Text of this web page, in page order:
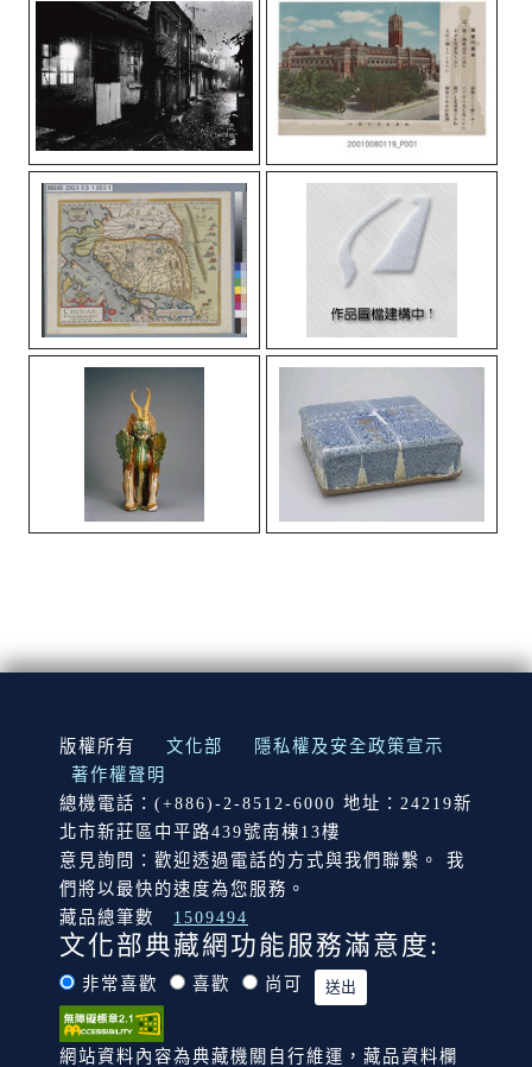
:::
版權所有 文化部
隱私權及安全政策宣示
著作權聲明
總機電話：(+886)-2-8512-6000 地址：24219新
北市新莊區中平路439號南棟13樓
意見詢問：歡迎透過電話的方式與我們聯繫。 我
們將以最快的速度為您服務。
藏品總筆數
1509494
文化部典藏網功能服務滿意度:
非常喜歡 喜歡 尚可
網站資料內容為典藏機關自行維運，藏品資料欄